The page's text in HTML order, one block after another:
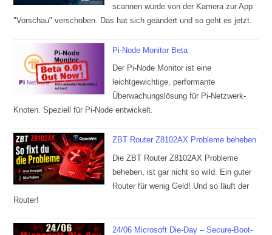
scannen wurde von der Kamera zur App
"Vorschau" verschoben. Das hat sich geändert und so geht es jetzt.
Pi-Node Monitor Beta
Der Pi-Node Monitor ist eine
leichtgewichtige, performante
Überwachungslösung für Pi-Netzwerk-
Knoten. Speziell für Pi-Node entwickelt.
ZBT Router Z8102AX Probleme beheben
Die ZBT Router Z8102AX Probleme
beheben, ist gar nicht so wild. Ein guter
Router für wenig Geld! Und so läuft der
Router!
24/06 Microsoft Die-Day – Secure-Boot-